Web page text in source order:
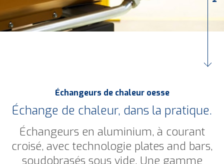
Échangeurs de chaleur oesse
Échange de chaleur, dans la pratique.
Échangeurs en aluminium, à courant
croisé, avec technologie plates and bars,
soudobrasés sous vide. Une gamme